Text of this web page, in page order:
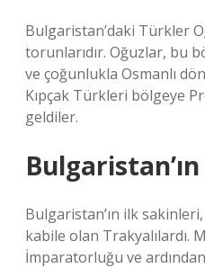
Bulgaristan’daki Türkler
torunlarıdır. Oğuzlar, bu
ve çoğunlukla Osmanlı
Kıpçak Türkleri bölgeye
geldiler.
Bulgaristan’ın ilk
kabile olan Trakyalılardı.
İmparatorluğu ve